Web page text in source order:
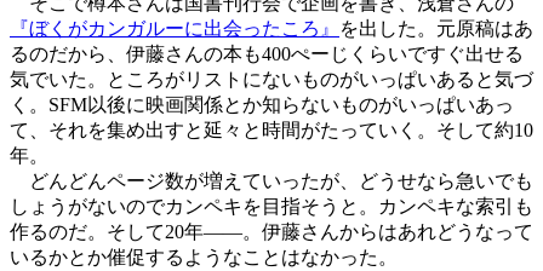
『ぼくがカンガルーに出会ったころ』
を出した。元原稿はあ
るのだから、伊藤さんの本も400ぺーじくらいですぐ出せる
気でいた。ところがリストにないものがいっぱいあると気づ
く。SFM以後に映画関係とか知らないものがいっぱいあっ
て、それを集め出すと延々と時間がたっていく。そして約10
年。
どんどんページ数が増えていったが、どうせなら急いでも
しょうがないのでカンペキを目指そうと。カンペキな索引も
作るのだ。そして20年――。伊藤さんからはあれどうなって
いるかとか催促するようなことはなかった。